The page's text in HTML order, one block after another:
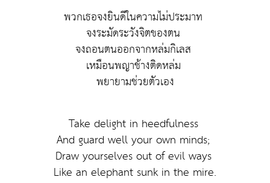
พวกเธอจงยินดีในความไม่ประมาท
จงระมัดระวังจิตของตน
จงถอนตนออกจากหล่มกิเลส
เหมือนพญาช้างติดหล่ม
พยายามช่วยตัวเอง
Take delight in heedfulness
And guard well your own minds;
Draw yourselves out of evil ways
Like an elephant sunk in the mire.